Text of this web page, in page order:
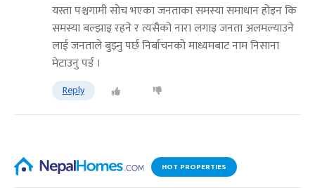
यस्ता पश्चगामी सोच भएका जनताका समस्या समाधान होइन कि
समस्या बल्झाइ रहने र त्यसैको नारा लगाइ जनता अलमल्याउने
लाई जनताले बुझ्नु पर्छ निर्बाचनको माध्यमबाट नाम निसाना
मेटाउनु पर्ड ।
Reply
HOT PROPERTIES